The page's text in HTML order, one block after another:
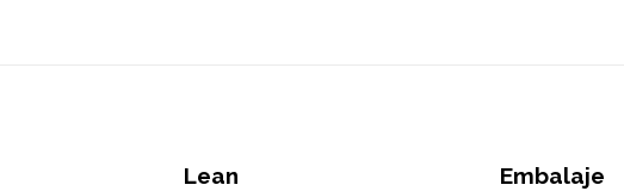
Lean
Embalaje